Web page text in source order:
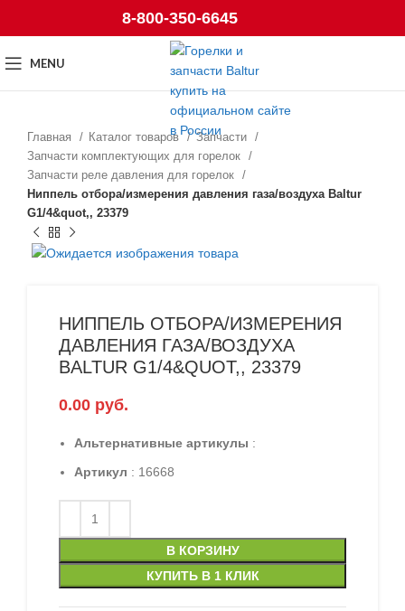
8-800-350-6645
MENU
Главная Каталог товаров
Запчасти
Запчасти комплектующих для горелок
Запчасти реле давления для горелок
Ниппель отбора/измерения давления газа/воздуха Baltur
G1/4&quot,, 23379
НИППЕЛЬ ОТБОРА/ИЗМЕРЕНИЯ
ДАВЛЕНИЯ ГАЗА/ВОЗДУХА
BALTUR G1/4&QUOT,, 23379
0.00 руб.
Альтернативные артикулы :
Артикул : 16668
В КОРЗИНУ
КУПИТЬ В 1 КЛИК